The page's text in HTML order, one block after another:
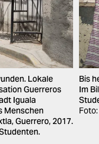
Lokale
Guerreros
Iguala
Menschen
Guerrero, 2017.
Bis
Im